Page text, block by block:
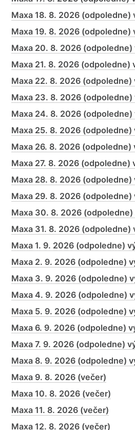
Maxa 18. 8. 2026 (odpoledne)
Maxa 19. 8. 2026 (odpoledne)
Maxa 20. 8. 2026
Maxa 21. 8. 2026 (odpoledne)
Maxa 22. 8. 2026
Maxa 23. 8. 2026
Maxa 24. 8. 2026
Maxa 25. 8. 2026
Maxa 26. 8. 2026
Maxa 27. 8. 2026 (odpoledne)
Maxa 28. 8. 2026
Maxa 29. 8. 2026
Maxa 30. 8. 2026
Maxa 31. 8. 2026 (odpoledne)
Maxa 1. 9. 2026 (odpoledne)
Maxa 2. 9. 2026 (odpoledne)
Maxa 3. 9. 2026 (odpoledne)
Maxa 4. 9. 2026 (odpoledne)
Maxa 5. 9. 2026 (odpoledne)
Maxa 6. 9. 2026 (odpoledne)
Maxa 7. 9. 2026 (odpoledne)
Maxa 8. 9. 2026 (odpoledne)
Maxa 9. 8. 2026 (večer)
Maxa 10. 8. 2026 (večer)
Maxa 11. 8. 2026 (večer)
Maxa 12. 8. 2026 (večer)